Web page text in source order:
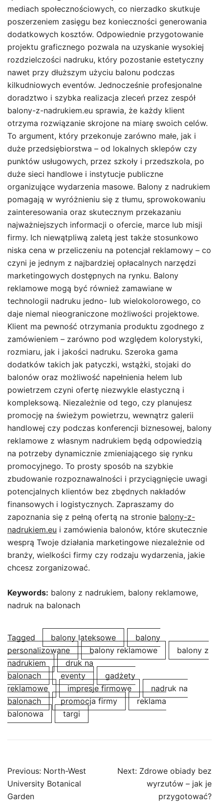
mediach społecznościowych, co nierzadko skutkuje
poszerzeniem zasięgu bez konieczności generowania
dodatkowych kosztów. Odpowiednie przygotowanie
projektu graficznego pozwala na uzyskanie wysokiej
rozdzielczości nadruku, który pozostanie estetyczny
nawet przy dłuższym użyciu balonu podczas
kilkudniowych eventów. Jednocześnie profesjonalne
doradztwo i szybka realizacja zleceń przez zespół
balony-z-nadrukiem.eu sprawia, że każdy klient
otrzyma rozwiązanie skrojone na miarę swoich celów.
To argument, który przekonuje zarówno małe, jak i
duże przedsiębiorstwa – od lokalnych sklepów czy
punktów usługowych, przez szkoły i przedszkola, po
duże sieci handlowe i instytucje publiczne
organizujące wydarzenia masowe. Balony z nadrukiem
pomagają w wyróżnieniu się z tłumu, sprowokowaniu
zainteresowania oraz skutecznym przekazaniu
najważniejszych informacji o ofercie, marce lub misji
firmy. Ich niewątpliwą zaletą jest także stosunkowo
niska cena w przeliczeniu na potencjał reklamowy – co
czyni je jednym z najbardziej opłacalnych narzędzi
marketingowych dostępnych na rynku. Balony
reklamowe mogą być również zamawiane w
technologii nadruku jedno- lub wielokolorowego, co
daje niemal nieograniczone możliwości projektowe.
Klient ma pewność otrzymania produktu zgodnego z
zamówieniem – zarówno pod względem kolorystyki,
rozmiaru, jak i jakości nadruku. Szeroka gama
dodatków takich jak patyczki, wstążki, stojaki do
balonów oraz możliwość napełnienia helem lub
powietrzem czyni ofertę niezwykle elastyczną i
kompleksową. Niezależnie od tego, czy planujesz
promocję na świeżym powietrzu, wewnątrz galerii
handlowej czy podczas konferencji biznesowej, balony
reklamowe z własnym nadrukiem będą odpowiedzią
na potrzeby dynamicznie zmieniającego się rynku
promocyjnego. To prosty sposób na szybkie
zbudowanie rozpoznawalności i przyciągnięcie uwagi
potencjalnych klientów bez zbędnych nakładów
finansowych i logistycznych. Zapraszamy do
zapoznania się z pełną ofertą na stronie balony-z-
nadrukiem.eu i zamówienia balonów, które skutecznie
wesprą Twoje działania marketingowe niezależnie od
branży, wielkości firmy czy rodzaju wydarzenia, jakie
chcesz zorganizować.
Keywords: balony z nadrukiem, balony reklamowe,
nadruk na balonach
Tagged balony lateksowe
balony
personalizowane
balony reklamowe
balony z
nadrukiem
druk na
balonach
eventy
gadżety
reklamowe
impresje firmowe
nadruk na
balonach
promocja firmy
reklama
balonowa
targi
Post
navigation
Previous: North-West
University Botanical
Garden
Next: Zdrowe obiady bez
wyrzutów – jak je
przygotować?